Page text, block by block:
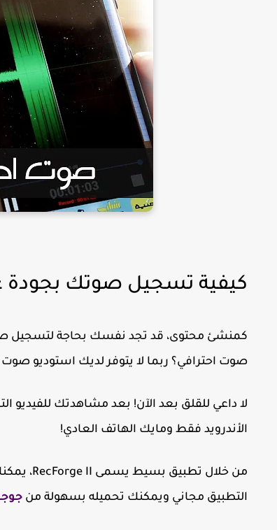
كيفية تسجيل صوتك بجودة
كمنشئ محتوى، قد تجد نفسك بحاجة لتسجيل
صوت احترافي؟ ربما لا يتوفر لديك استوديو صوت
لا داعي للقلق بعد الآن! بعد مشاهدتك
الأندرويد فقط ومايك الهاتف العادي!
من خلال تطبيق بسيط يسمى RecForge II،
التطبيق مجاني ويمكنك تحميله بسهولة من